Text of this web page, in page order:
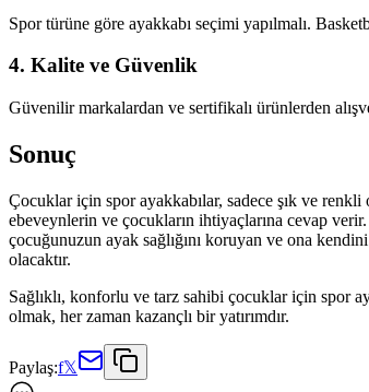
Spor türüne göre ayakkabı seçimi yapılmalı.
4. Kalite ve Güvenlik
Güvenilir markalardan ve sertifikalı ürünlerden
Sonuç
Çocuklar için spor ayakkabılar, sadece şık ve
ebeveynlerin ve çocukların ihtiyaçlarına cevap
çocuğunuzun ayak sağlığını koruyan ve ona
olacaktır.
Sağlıklı, konforlu ve tarz sahibi çocuklar için spor
olmak, her zaman kazançlı bir yatırımdır.
Paylaş:f𝕏